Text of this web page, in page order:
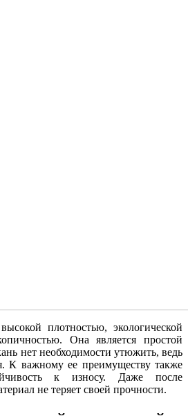
плотностью, экологической
Она является простой
нет необходимости утюжить, ведь
К важному ее преимуществу также
к износу. Даже после
не теряет своей прочности.